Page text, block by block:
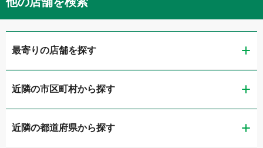
最寄りの店舗を探す
ガリバー第二京浜鶴見店
ガリバー東神奈川店
近隣の市区町村から探す
横浜市鶴見区
近隣の都道府県から探す